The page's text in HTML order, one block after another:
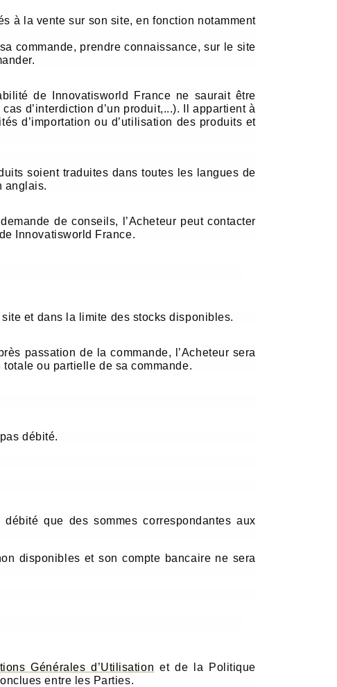
à la vente sur son site, en fonction notamment
commande, prendre connaissance, sur le site
de Innovatisworld France ne saurait être
d’interdiction d’un produit,...). Il appartient à
d’importation ou d’utilisation des produits et
soient traduites dans toutes les langues de
anglais.
de conseils, l’Acheteur peut contacter
Innovatisworld France.
et dans la limite des stocks disponibles.
passation de la commande, l’Acheteur sera
ou partielle de sa commande.
débité.
que des sommes correspondantes aux
disponibles et son compte bancaire ne sera
Générales d’Utilisation et de la Politique
entre les Parties.